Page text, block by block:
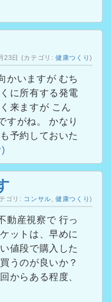
23日 (カテゴリ:健康つくり)
いますが むち
ね。 かなり
ゴリ: コンサル ,健康つくり)
視察で 行っ